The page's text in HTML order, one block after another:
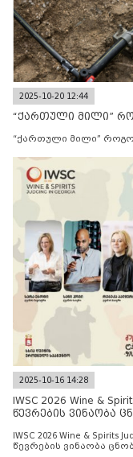
2025-10-20 12:44
“ქართული მილი”
“ქართული მილი”
2025-10-16 14:28
IWSC 2026 Wine &
წევრების ვინაობა
IWSC 2026 Wine & Spirits
წევრების ვინაობა